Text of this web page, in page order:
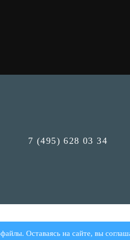
7 (495) 628 03 34
Оставаясь на сайте, вы